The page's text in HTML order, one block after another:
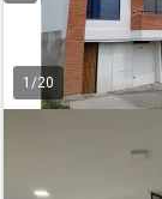
1 /20